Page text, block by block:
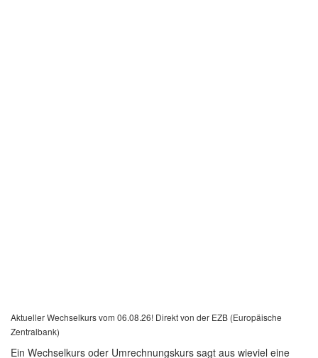
Aktueller Wechselkurs vom 06.08.26! Direkt von der EZB (Europäische
Zentralbank)
Ein Wechselkurs oder Umrechnungskurs sagt aus wieviel eine